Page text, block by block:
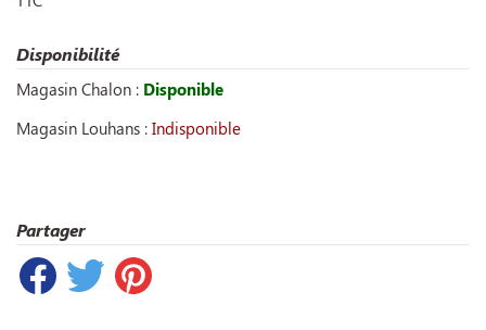
Disponibilité
Magasin Chalon : Disponible
Magasin Louhans : Indisponible
Partager